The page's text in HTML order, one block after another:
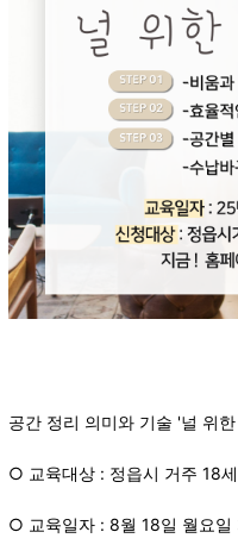
공간 정리 의미와 기술 '널 위
○ 교육대상 : 정읍시 거주 18
○ 교육일자 : 8월 18일 월요일